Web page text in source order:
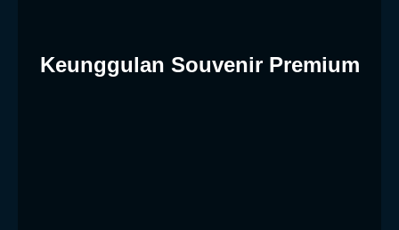
Keunggulan Souvenir Premium